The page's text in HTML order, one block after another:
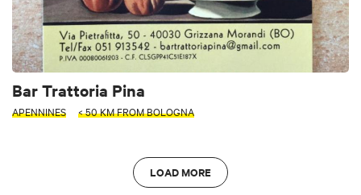
Bar Trattoria Pina
APENNINES < 50 KM FROM BOLOGNA
LOAD MORE